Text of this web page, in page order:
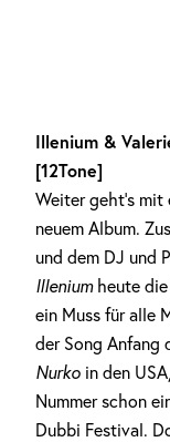
Illenium &
[12Tone]
Weiter geht’s
neuem Album.
und dem DJ und
Illenium heute
ein Muss für alle
der Song Anfang
Nurko in den
Nummer schon
Dubbi Festival.